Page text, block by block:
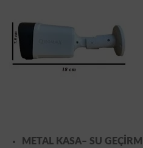
METAL KASA– SU